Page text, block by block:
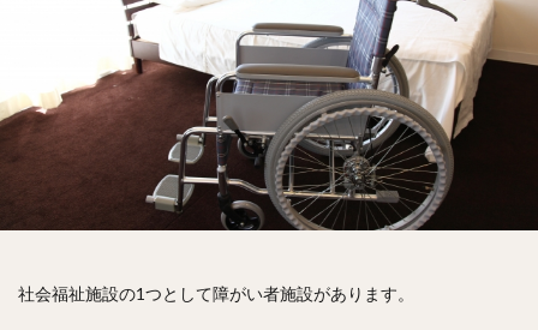
社会福祉施設の1つとして障がい者施設があります。